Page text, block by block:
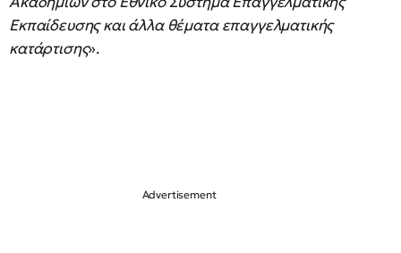
Εκπαίδευσης και άλλα θέματα επαγγελματικής
κατάρτισης».